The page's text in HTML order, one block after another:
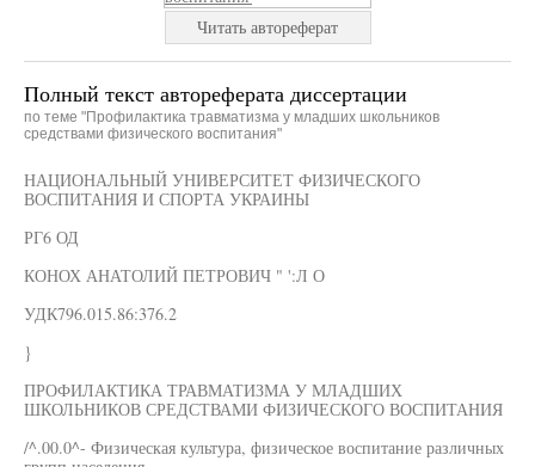
Читать автореферат
Полный текст автореферата диссертации
по теме "Профилактика травматизма у младших школьников
средствами физического воспитания"
НАЦИОНАЛЬНЫЙ УНИВЕРСИТЕТ ФИЗИЧЕСКОГО
ВОСПИТАНИЯ И СПОРТА УКРАИНЫ
РГ6 ОД
КОНОХ АНАТОЛИЙ ПЕТРОВИЧ " ':Л О
УДК796.015.86:376.2
}
ПРОФИЛАКТИКА ТРАВМАТИЗМА У МЛАДШИХ
ШКОЛЬНИКОВ СРЕДСТВАМИ ФИЗИЧЕСКОГО ВОСПИТАНИЯ
/^.00.0^- Физическая культура, физическое воспитание различных